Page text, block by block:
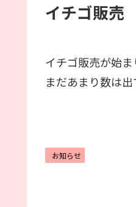
イチゴ販売
イチゴ販売が始ま
まだあまり数は
お知らせ